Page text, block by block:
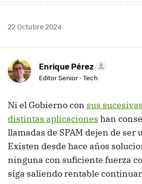
22 Octubre 2024
Enrique Pérez
Editor Senior - Tech
Ni el Gobierno con sus
distintas aplicaciones han
llamadas de SPAM dejen de ser
Existen desde hace años
ninguna con suficiente fuerza
siga saliendo rentable